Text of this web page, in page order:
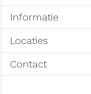
Informatie
Locaties
Contact